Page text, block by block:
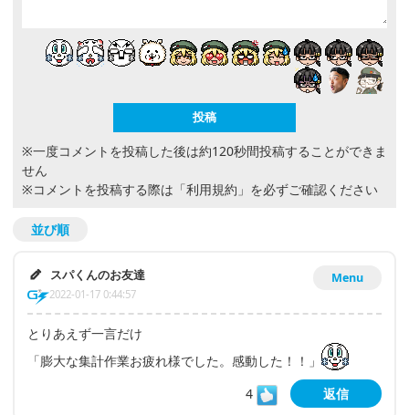
※一度コメントを投稿した後は約120秒間投稿することができま
せん
※コメントを投稿する際は 「利用規約」 を必ずご確認ください
並び順
Menu
スパくんのお友達
2022-01-17 0:44:57
とりあえず一言だけ
「膨大な集計作業お疲れ様でした。感動した！！」
4
返信